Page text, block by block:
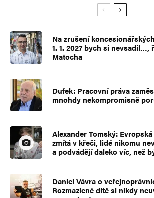
Na zrušení
1. 1. 2027 bych si nevsadil…,
Matocha
Dufek: Pracovní práva
mnohdy nekompromisně
Alexander Tomský:
zmítá v křeči, lidé nikomu
a podvádějí daleko víc, než
Daniel Vávra o
Rozmazlené dítě si nikdy